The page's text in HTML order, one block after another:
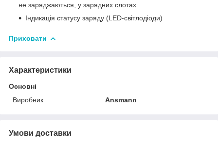
не заряджаються, у зарядних слотах
Індикація статусу заряду (LED-світлодіоди)
Приховати
Характеристики
Основні
Виробник
Ansmann
Умови доставки